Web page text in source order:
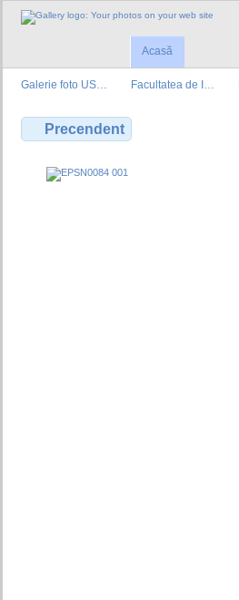
Acasă
Galerie foto US… Facultatea de I…
Precendent